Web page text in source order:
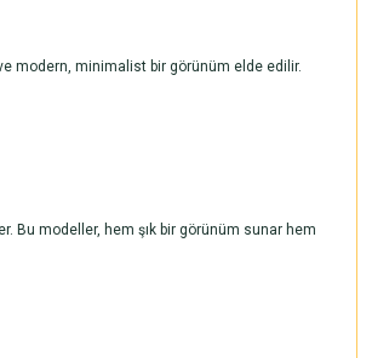
modern, minimalist bir görünüm elde edilir.
Bu modeller, hem şık bir görünüm sunar hem